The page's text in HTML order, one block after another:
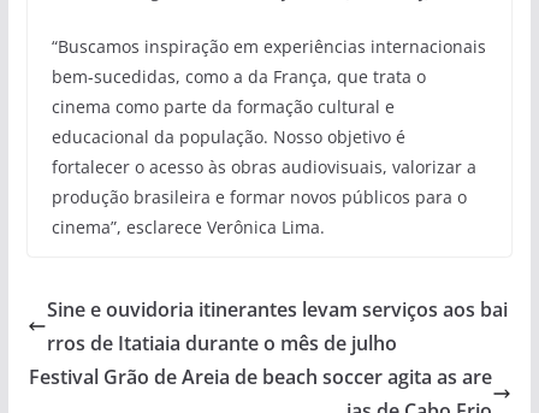
“Buscamos inspiração em experiências internacionais
bem-sucedidas, como a da França, que trata o
cinema como parte da formação cultural e
educacional da população. Nosso objetivo é
fortalecer o acesso às obras audiovisuais, valorizar a
produção brasileira e formar novos públicos para o
cinema”, esclarece Verônica Lima.
Sine e ouvidoria itinerantes levam serviços aos bai
rros de Itatiaia durante o mês de julho
Festival Grão de Areia de beach soccer agita as are